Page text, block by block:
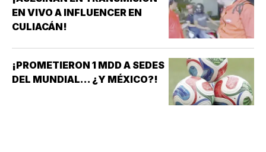
EN VIVO A INFLUENCER EN
CULIACÁN!
¡PROMETIERON 1 MDD A SEDES
DEL MUNDIAL... ¿Y MÉXICO?!